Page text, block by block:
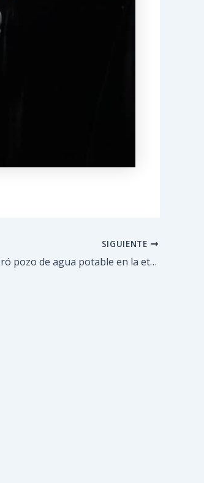
SIGUIENTE
Alcalde Farith Fraija inauguró pozo de agua potable en la etapa uno de la urbanización La Quinta